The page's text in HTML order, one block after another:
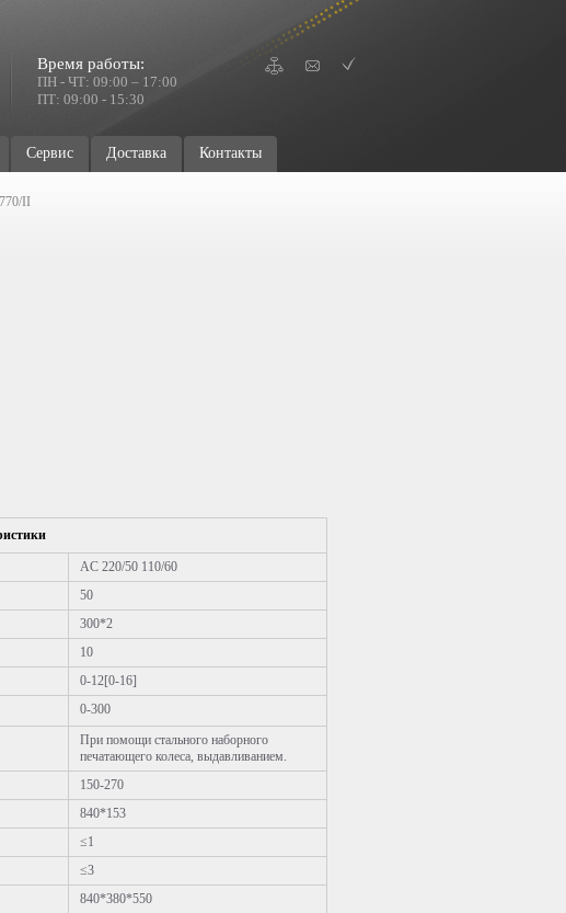
Время работы:
ПН - ЧТ: 09:00 – 17:00
ПТ: 09:00 - 15:30
Сервис Доставка Контакты
II
AC 220/50 110/60
50
300*2
10
0-12[0-16]
0-300
При помощи стального наборного
печатающего колеса, выдавливанием.
150-270
840*153
≤1
≤3
840*380*550